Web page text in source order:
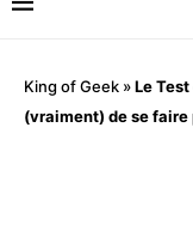
King of Geek »Le
(vraiment) de se faire